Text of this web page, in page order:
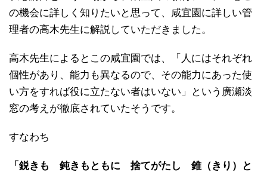
の機会に詳しく知りたいと思って、咸宜園に詳しい管
理者の高木先生に解説していただきました。
高木先生によるとこの咸宜園では、「人にはそれぞれ
個性があり、能力も異なるので、その能力にあった使
い方をすれば役に立たない者はいない」という廣瀬淡
窓の考えが徹底されていたそうです。
すなわち
「鋭きも 鈍きもともに 捨てがたし 錐（きり）と